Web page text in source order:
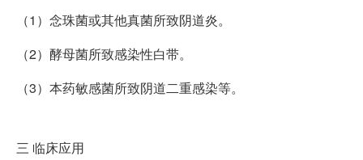
（1）念珠菌或其他真菌所致阴道炎。
（2）酵母菌所致感染性白带。
（3）本药敏感菌所致阴道二重感染等。
三 临床应用